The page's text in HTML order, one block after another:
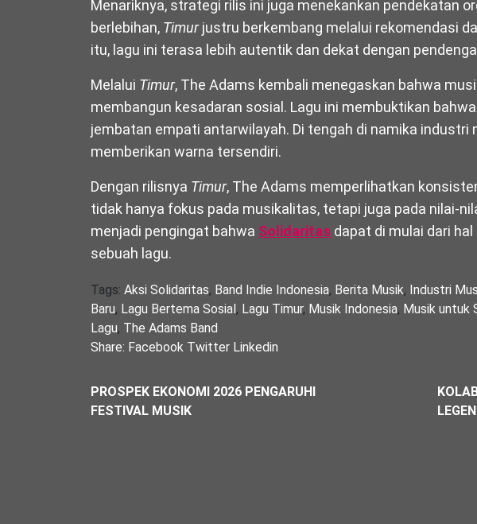
Menariknya, strategi rilis ini juga menekankan pendekatan
berlebihan, Timurjustru berkembang melalui rekomendasi
itu, lagu ini terasa lebih autentik dan dekat dengan
Melalui Timur, The Adams kembali menegaskan bahwa
membangun kesadaran sosial. Lagu ini membuktikan
jembatan empati antarwilayah. Di tengah di namika industri
memberikan warna tersendiri.
Dengan rilisnya Timur, The Adams memperlihatkan
tidak hanya fokus pada musikalitas, tetapi juga pada nilai-
menjadi pengingat bahwa Solidaritas dapat di mulai dari
sebuah lagu.
Tags: Aksi Solidaritas, Band Indie Indonesia, Berita Musik, Industri
Baru, Lagu Bertema Sosial, Lagu Timur, Musik Indonesia, Musik untuk
Lagu, The Adams Band
Share: Facebook Twitter Linkedin
PROSPEK EKONOMI 2026 PENGARUHI
FESTIVAL MUSIK